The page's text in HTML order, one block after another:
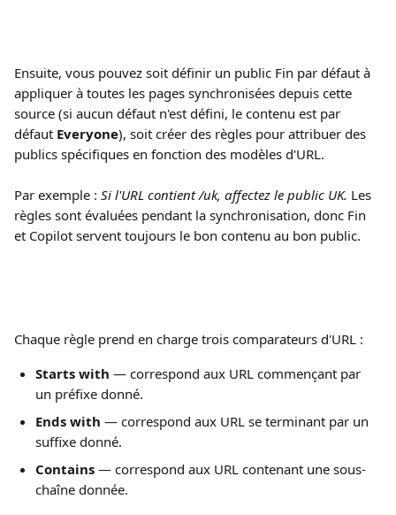
Ensuite, vous pouvez soit définir un public Fin par défaut à
appliquer à toutes les pages synchronisées depuis cette
source (si aucun défaut n'est défini, le contenu est par
défaut Everyone), soit créer des règles pour attribuer des
publics spécifiques en fonction des modèles d'URL.
Par exemple : Si l'URL contient /uk, affectez le public UK. Les
règles sont évaluées pendant la synchronisation, donc Fin
et Copilot servent toujours le bon contenu au bon public.
Chaque règle prend en charge trois comparateurs d'URL :
Starts with — correspond aux URL commençant par
un préfixe donné.
Ends with — correspond aux URL se terminant par un
suffixe donné.
Contains — correspond aux URL contenant une sous-
chaîne donnée.